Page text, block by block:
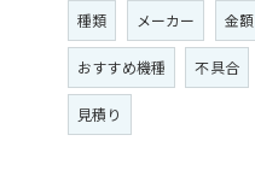
種類 メーカー 金額
おすすめ機種 不具合
見積り